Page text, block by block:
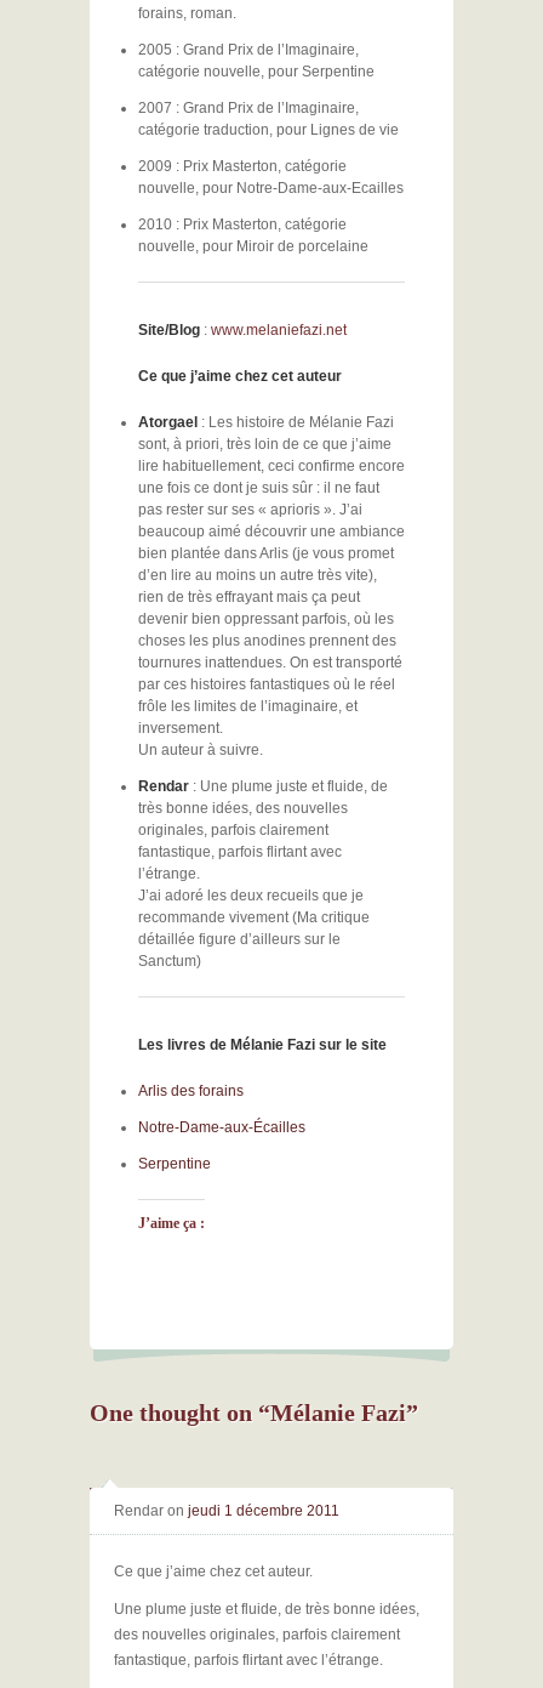
forains, roman.
2005 : Grand Prix de l’Imaginaire,
catégorie nouvelle, pour Serpentine
2007 : Grand Prix de l’Imaginaire,
catégorie traduction, pour Lignes de vie
2009 : Prix Masterton, catégorie
nouvelle, pour Notre-Dame-aux-Ecailles
2010 : Prix Masterton, catégorie
nouvelle, pour Miroir de porcelaine
Site/Blog : www.melaniefazi.net
Ce que j’aime chez cet auteur
Atorgael : Les histoire de Mélanie Fazi
sont, à priori, très loin de ce que j’aime
lire habituellement, ceci confirme encore
une fois ce dont je suis sûr : il ne faut
pas rester sur ses « aprioris ». J’ai
beaucoup aimé découvrir une ambiance
bien plantée dans Arlis (je vous promet
d’en lire au moins un autre très vite),
rien de très effrayant mais ça peut
devenir bien oppressant parfois, où les
choses les plus anodines prennent des
tournures inattendues. On est transporté
par ces histoires fantastiques où le réel
frôle les limites de l’imaginaire, et
inversement.
Un auteur à suivre.
Rendar : Une plume juste et fluide, de
très bonne idées, des nouvelles
originales, parfois clairement
fantastique, parfois flirtant avec
l’étrange.
J’ai adoré les deux recueils que je
recommande vivement (Ma critique
détaillée figure d’ailleurs sur le
Sanctum)
Les livres de Mélanie Fazi sur le site
Arlis des forains
Notre-Dame-aux-Écailles
Serpentine
J’aime ça :
One thought on “Mélanie Fazi”
Rendar on jeudi 1 décembre 2011
Ce que j’aime chez cet auteur.
Une plume juste et fluide, de très bonne idées,
des nouvelles originales, parfois clairement
fantastique, parfois flirtant avec l’étrange.